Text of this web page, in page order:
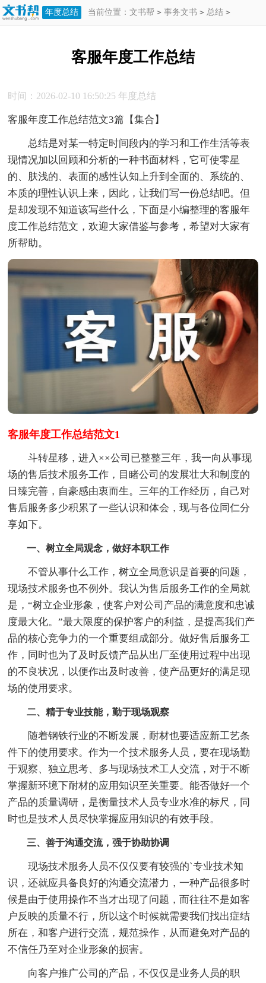
年度总结 当前位置： 文书帮 > 事务文书 > 总结 >
客服年度工作总结
时间：2026-02-10 16:50:25年度总结
客服年度工作总结范文3篇【集合】
总结是对某一特定时间段内的学习和工作生活等表
现情况加以回顾和分析的一种书面材料，它可使零星
的、肤浅的、表面的感性认知上升到全面的、系统的、
本质的理性认识上来，因此，让我们写一份总结吧。但
是却发现不知道该写些什么，下面是小编整理的客服年
度工作总结范文，欢迎大家借鉴与参考，希望对大家有
所帮助。
客服年度工作总结范文1
斗转星移，进入××公司已整整三年，我一向从事现
场的售后技术服务工作，目睹公司的发展壮大和制度的
日臻完善，自豪感由衷而生。三年的工作经历，自己对
售后服务多少积累了一些认识和体会，现与各位同仁分
享如下。
一、树立全局观念，做好本职工作
不管从事什么工作，树立全局意识是首要的问题，
现场技术服务也不例外。我认为售后服务工作的全局就
是，“树立企业形象，使客户对公司产品的满意度和忠诚
度最大化。”最大限度的保护客户的利益，是提高我们产
品的核心竞争力的一个重要组成部分。做好售后服务工
作，同时也为了及时反馈产品从出厂至使用过程中出现
的不良状况，以便作出及时改善，使产品更好的满足现
场的使用要求。
二、精于专业技能，勤于现场观察
随着钢铁行业的不断发展，耐材也要适应新工艺条
件下的使用要求。作为一个技术服务人员，要在现场勤
于观察、独立思考、多与现场技术工人交流，对于不断
掌握新环境下耐材的应用知识至关重要。能否做好一个
产品的质量调研，是衡量技术人员专业水准的标尺，同
时也是技术人员尽快掌握应用知识的有效手段。
三、善于沟通交流，强于协助协调
现场技术服务人员不仅仅要有较强的`专业技术知
识，还就应具备良好的沟通交流潜力，一种产品很多时
候是由于使用操作不当才出现了问题，而往往不是如客
户反映的质量不行，所以这个时候就需要我们找出症结
所在，和客户进行交流，规范操作，从而避免对产品的
不信任乃至对企业形象的损害。
向客户推广公司的产品，不仅仅是业务人员的职